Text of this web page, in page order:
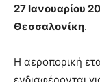
27 Ιανουαρίου
Θεσσαλονίκη.
Η αεροπορική